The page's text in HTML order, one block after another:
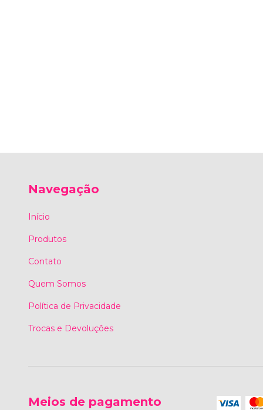
Navegação
Início
Produtos
Contato
Quem Somos
Política de Privacidade
Trocas e Devoluções
Meios de pagamento